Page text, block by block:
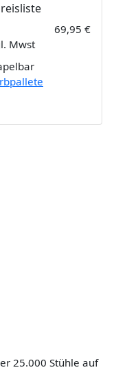
69,95 €
Mwst
25.000 Stühle auf